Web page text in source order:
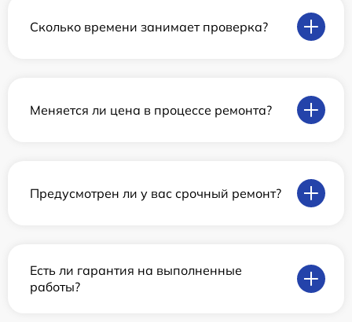
Сколько времени занимает проверка?
Меняется ли цена в процессе ремонта?
Предусмотрен ли у вас срочный ремонт?
Есть ли гарантия на выполненные
работы?